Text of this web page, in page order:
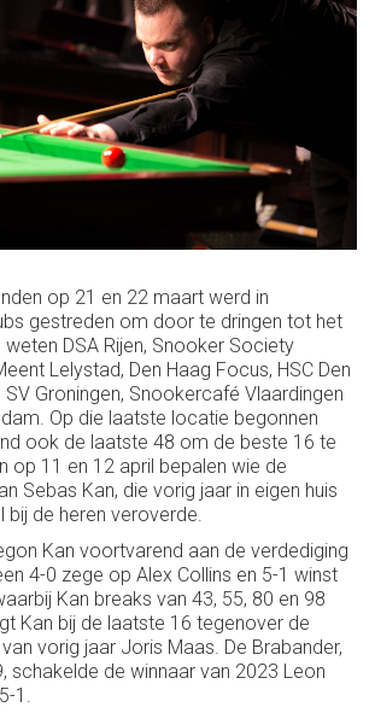
op 21 en 22 maart werd in
gestreden om door te dringen tot het
DSA Rijen, Snooker Society
Lelystad, Den Haag Focus, HSC Den
SV Groningen, Snookercafé Vlaardingen
Op die laatste locatie begonnen
ook de laatste 48 om de beste 16 te
op 11 en 12 april bepalen wie de
Sebas Kan, die vorig jaar in eigen huis
bij de heren veroverde.
Kan voortvarend aan de verdediging
4-0 zege op Alex Collins en 5-1 winst
Kan breaks van 43, 55, 80 en 98
Kan bij de laatste 16 tegenover de
vorig jaar Joris Maas. De Brabander,
schakelde de winnaar van 2023 Leon
1.